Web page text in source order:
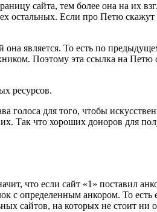
сайта, тем более она на их
остальных. Если про Петю
является. То есть по
Поэтому эта ссылка на Петю
ресурсов.
голоса для того, чтобы
Так что хороших доноров для
что если сайт «1» поставил
с определенным анкором. То
сайтов, на которых не стоит ни